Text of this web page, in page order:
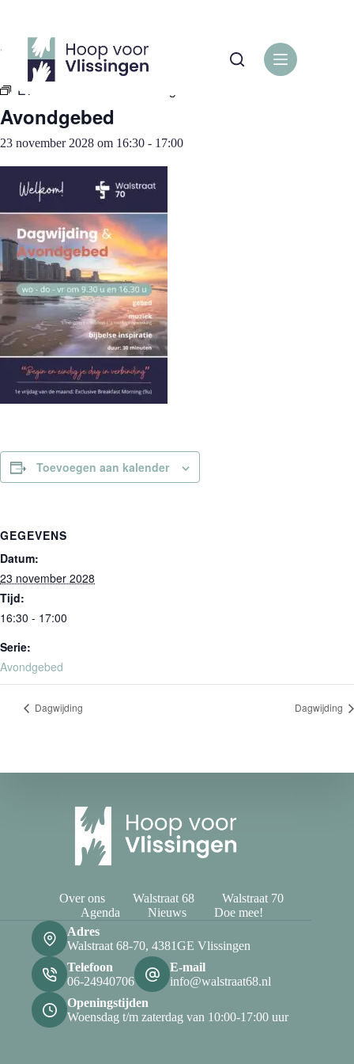
inhoud
« Alle Evenementen
Evenementenreeks:
Avondgebed
23 november 2028 om 16:30 - 17:00
Toevoegen aan kalender
GEGEVENS
Datum:
23 november 2028
Tijd:
16:30 - 17:00
Serie:
Avondgebed
Dagwijding Dagwijding
Over ons Walstraat 68
Walstraat 70
Agenda
Nieuws
Doe mee!
Adres
Walstraat 68-70, 4381GE Vlissingen
Telefoon
06-24940706
E-mail
info@walstraat68.nl
Openingstijden
Woensdag t/m zaterdag van 10:00-17:00 uur